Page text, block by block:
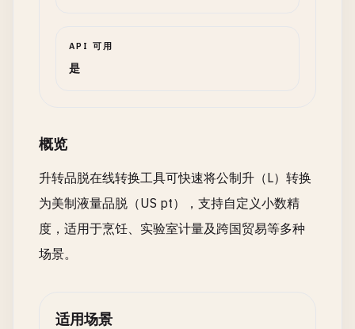
API 可用
是
概览
升转品脱在线转换工具可快速将公制升（L）转换
为美制液量品脱（US pt），支持自定义小数精
度，适用于烹饪、实验室计量及跨国贸易等多种
场景。
适用场景